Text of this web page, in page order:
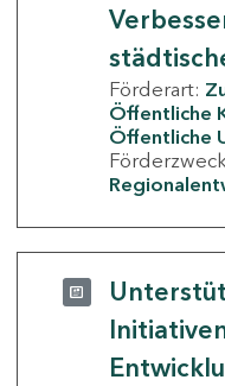
Förderart:
Öffentliche
Öffentliche